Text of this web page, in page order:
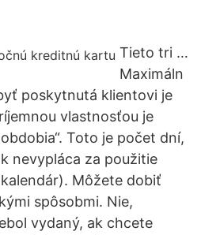
Tieto tri …
Maximáln
poskytnutá klientovi je
vlastnosťou je
Toto je počet dní,
nevypláca za použitie
Môžete dobiť
spôsobmi. Nie,
vydaný, ak chcete